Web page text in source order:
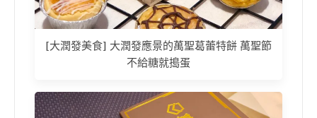
[大潤發美食] 大潤發應景的萬聖葛蕾特餅 萬聖節
不給糖就搗蛋